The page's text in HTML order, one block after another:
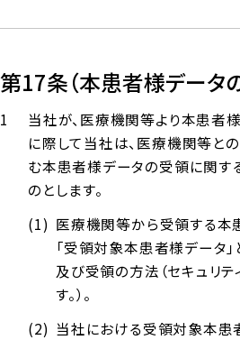
第17条（本患者様データ
当社が、医療機関等より本患者
に際して当社は、医療機関等と
む本患者様データの受領に関す
のとします。
医療機関等から受領する本
「受領対象本患者様データ」
及び受領の方法（セキュリ
す。）。
当社における受領対象本患